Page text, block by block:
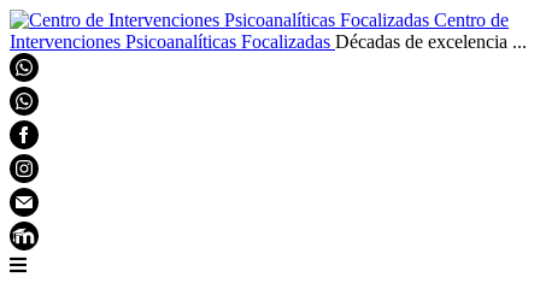
Centro de
Intervenciones Psicoanalíticas Focalizadas Décadas de excelencia ...